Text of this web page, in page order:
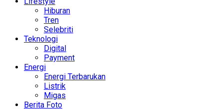
Hiburan
Tren
Selebriti
Teknologi
Digital
Payment
Energi
Energi Terbarukan
Listrik
Migas
Berita Foto